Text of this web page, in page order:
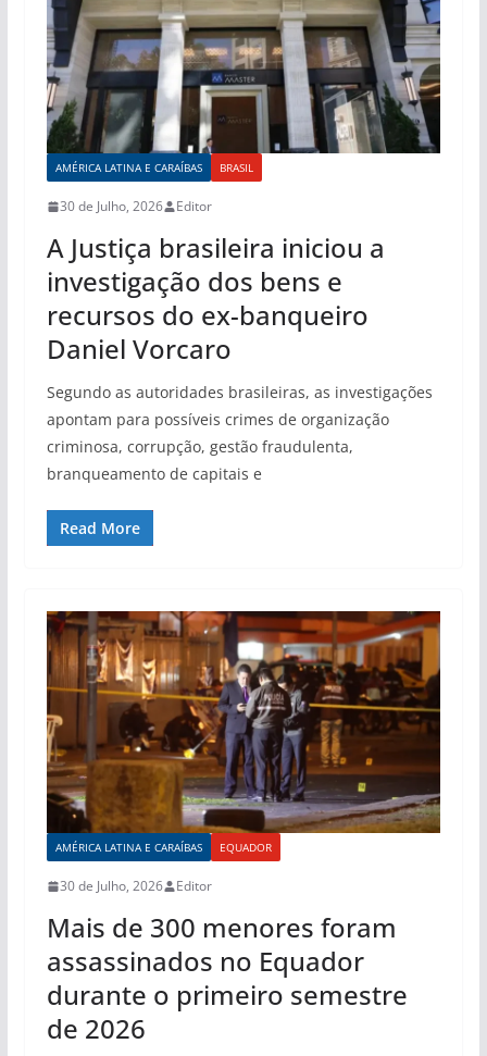
AMÉRICA LATINA E CARAÍBAS BRASIL
30 de Julho, 2026 Editor
A Justiça brasileira iniciou a
investigação dos bens e
recursos do ex-banqueiro
Daniel Vorcaro
Segundo as autoridades brasileiras, as investigações
apontam para possíveis crimes de organização
criminosa, corrupção, gestão fraudulenta,
branqueamento de capitais e
Read More
AMÉRICA LATINA E CARAÍBAS EQUADOR
30 de Julho, 2026 Editor
Mais de 300 menores foram
assassinados no Equador
durante o primeiro semestre
de 2026